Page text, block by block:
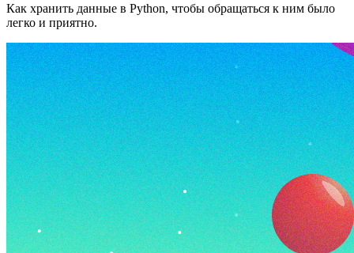
Как хранить данные в Python, чтобы обращаться к ним было
легко и приятно.